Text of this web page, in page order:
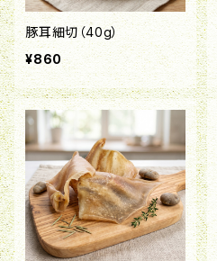
豚耳細切（40g）
¥860